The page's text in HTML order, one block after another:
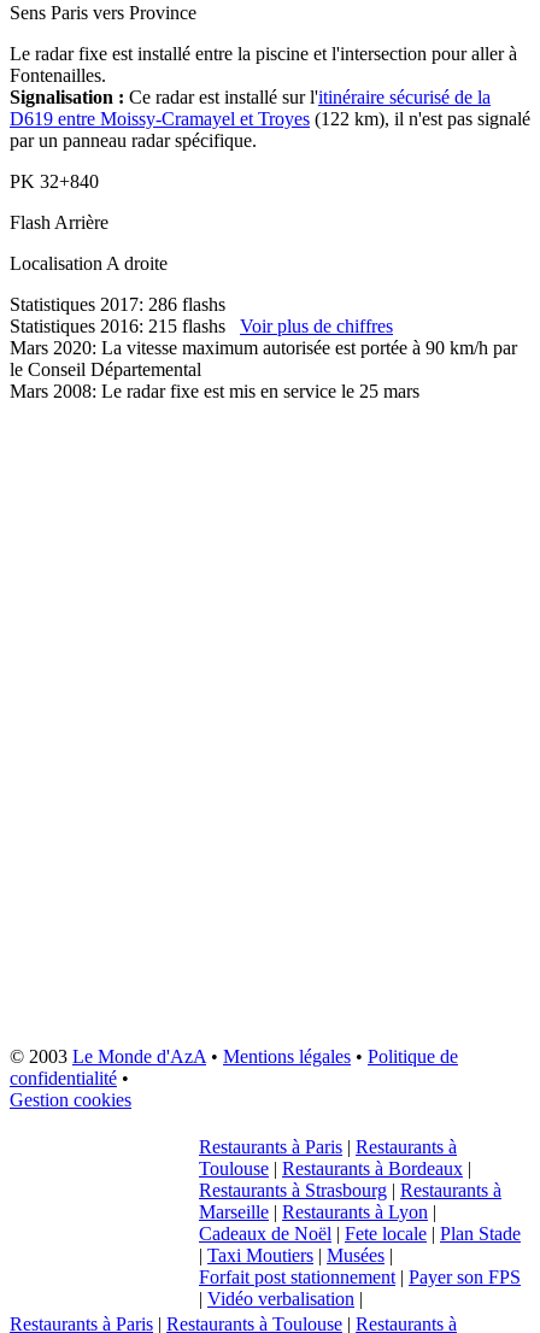
Sens Paris vers Province
Le radar fixe est installé entre la piscine et l'intersection pour aller à
Fontenailles.
Signalisation : Ce radar est installé sur l'itinéraire sécurisé de la
D619 entre Moissy-Cramayel et Troyes (122 km), il n'est pas signalé
par un panneau radar spécifique.
PK 32+840
FlashArrière
LocalisationA droite
Statistiques 2017: 286 flashs
Statistiques 2016: 215 flashs Voir plus de chiffres
Mars 2020: La vitesse maximum autorisée est portée à 90 km/h par
le Conseil Départemental
Mars 2008: Le radar fixe est mis en service le 25 mars
© 2003 Le Monde d'AzA• Mentions légales • Politique de
confidentialité •
Gestion cookies
Restaurants à Paris | Restaurants à
Toulouse | Restaurants à Bordeaux |
Restaurants à Strasbourg | Restaurants à
Marseille | Restaurants à Lyon |
Cadeaux de Noël | Fete locale | Plan Stade
| Taxi Moutiers | Musées |
Forfait post stationnement| Payer son FPS
| Vidéo verbalisation |
Restaurants à Paris | Restaurants à Toulouse | Restaurants à